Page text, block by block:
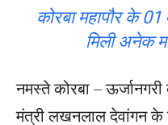
कोरबा महापौर के
मिली अनेक
नमस्ते कोरबा –
मंत्री लखनलाल देवांगन